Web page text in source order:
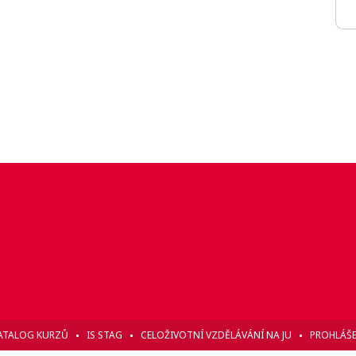
KURZŮ IS STAG CELOŽIVOTNÍ VZDĚLÁVÁNÍ NA JU